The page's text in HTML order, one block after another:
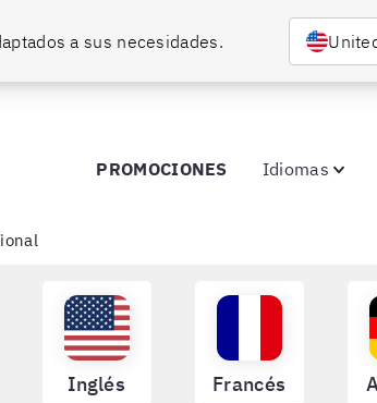
a sus necesidades.
PROMOCIONES Idiomas
Inglés Francés